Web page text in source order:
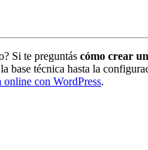
Si te preguntás cómo crear
técnica hasta la
online con WordPress.